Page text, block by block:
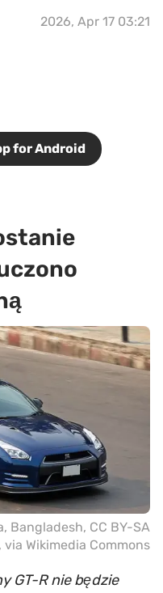
2026, Apr 17 03:21
for Android
Bangladesh, CC BY-SA
, via Wikimedia Commons
GT-R nie będzie